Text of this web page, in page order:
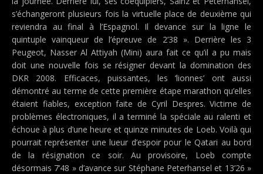
s’échangeront plusieurs fois la virtuelle place de deuxième qui
reviendra au final à l’Espagnol. Il devance sur la ligne le
quintuple vainqueur de l’épreuve de 2’38 ». Derrière les 3
Peugeot, Nasser Al Attiyah (Mini) aura fait ce qu’il a pu mais
doit une nouvelle fois se résigner devant la domination des
DKR 2008. Efficaces, puissantes, les ‘lionnes’ ont aussi
démontré au terme de cette première étape marathon qu’elles
étaient fiables, exception faite de Cyril Despres. Victime de
problèmes électroniques, il a terminé la spéciale au ralenti et
échoue à plus d’une heure et quinze minutes de Loeb. Voilà qui
pourrait représenter une lueur d’espoir pour le Qatari au bord
de la résignation ce soir. Au provisoire, Loeb compte
désormais 7’48 » d’avance sur Stéphane Peterhansel et 13’26 »